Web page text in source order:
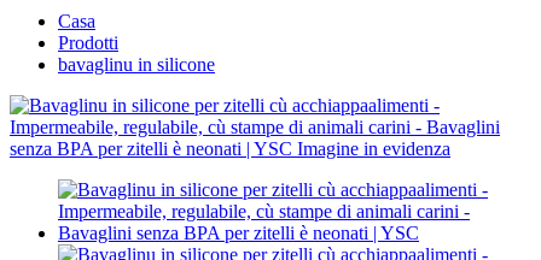
Casa
Prodotti
bavaglinu in silicone